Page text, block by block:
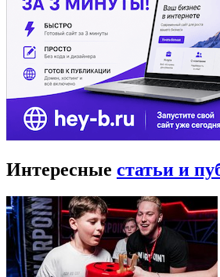
Интересные статьи и